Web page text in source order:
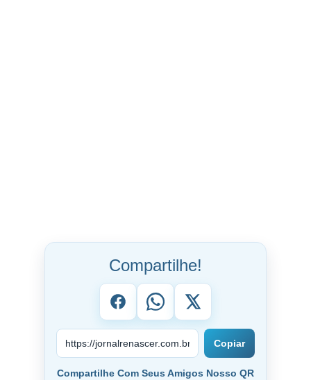
Compartilhe!
Copiar
Compartilhe Com Seus Amigos Nosso QR